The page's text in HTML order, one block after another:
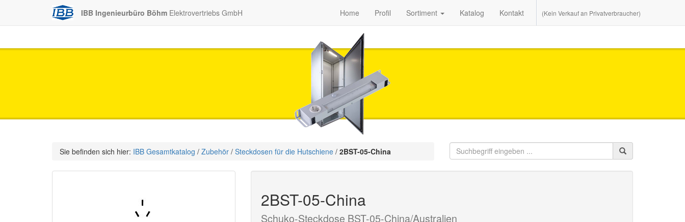
IBB Ingenieurbüro Böhm Elektrovertriebs GmbH Home Profil Sortiment Katalog Kontakt (Kein Verkauf an Privatverbraucher)
Sie befinden sich hier: IBB Gesamtkatalog / Zubehör / Steckdosen für die Hutschiene / 2BST-05-China
2BST-05-China
Schuko-Steckdose BST-05-China/Australien